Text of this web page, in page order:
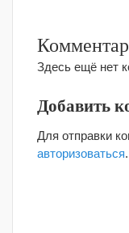
Здесь ещё нет
Добавить
Для отправки
авторизоваться.